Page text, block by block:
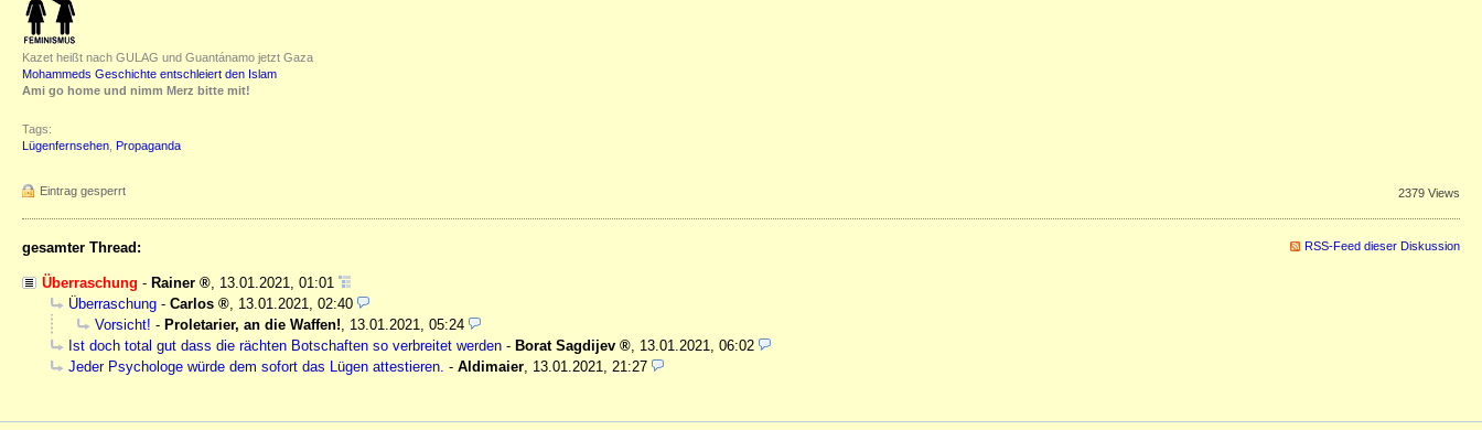
Kazet heißt nach GULAG und Guantánamo jetzt Gaza
Mohammeds Geschichte entschleiert den Islam
Ami go home und nimm Merz bitte mit!
Tags:
Lügenfernsehen
Propaganda
Eintrag gesperrt 2379 Views
gesamter Thread: RSS-Feed dieser Diskussion
Überraschung - Rainer , 13.01.2021, 01:01
Überraschung - Carlos , 13.01.2021, 02:40
Vorsicht! - Proletarier, an die Waffen!, 13.01.2021, 05:24
Ist doch total gut dass die rächten Botschaften so verbreitet werden - Borat Sagdijev , 13.01.2021, 06:02
Jeder Psychologe würde dem sofort das Lügen attestieren. - Aldimaier, 13.01.2021, 21:27